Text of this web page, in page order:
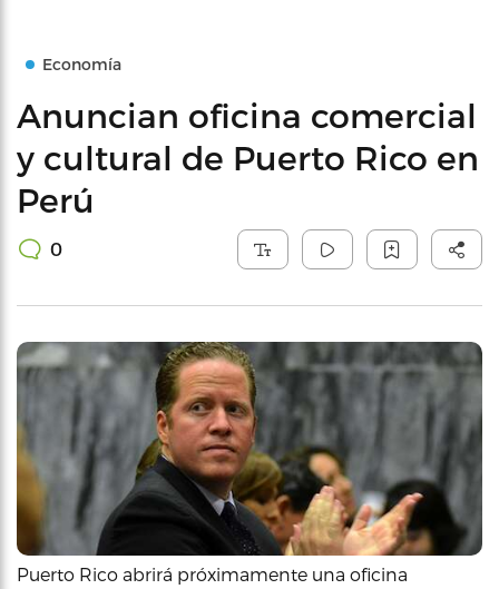
Economía
Anuncian oficina comercial
y cultural de Puerto Rico en
Perú
0
Puerto Rico abrirá próximamente una oficina